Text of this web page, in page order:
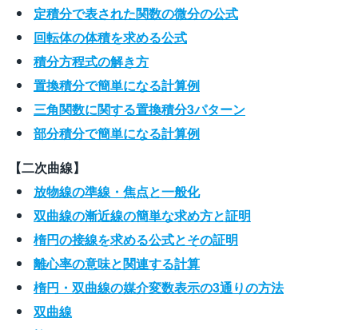
定積分で表された関数の微分の公式
回転体の体積を求める公式
積分方程式の解き方
置換積分で簡単になる計算例
三角関数に関する置換積分3パターン
部分積分で簡単になる計算例
【二次曲線】
放物線の準線・焦点と一般化
双曲線の漸近線の簡単な求め方と証明
楕円の接線を求める公式とその証明
離心率の意味と関連する計算
楕円・双曲線の媒介変数表示の3通りの方法
双曲線